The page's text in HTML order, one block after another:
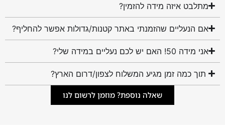
מתלבט איזה מידה להזמין?
אם הנעליים שהזמנתי באתר קטנות/גדולות אפשר להחליף?
אני מידה 50! האם יש לכם נעליים במידה שלי?
תוך כמה זמן מגיע המשלוח לצפון/דרום הארץ?
שאלה נוספת? מוזמן לרשום לנו